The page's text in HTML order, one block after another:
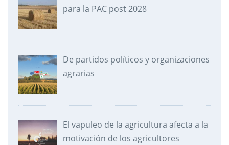
para la PAC post 2028
De partidos políticos y organizaciones
agrarias
El vapuleo de la agricultura afecta a la
motivación de los agricultores